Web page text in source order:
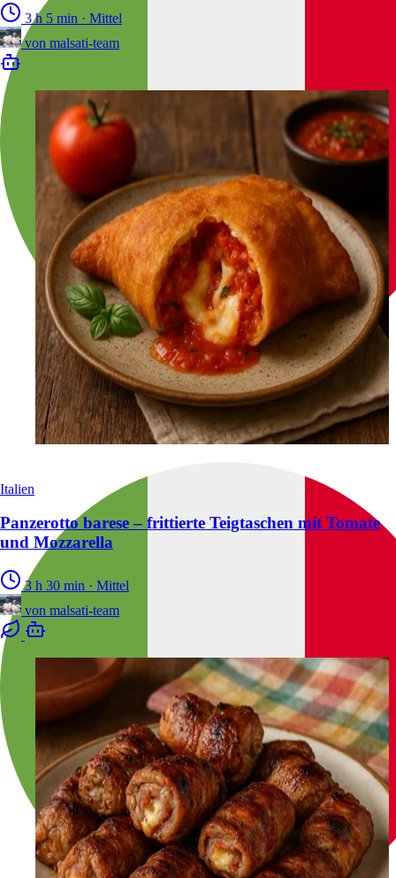
3 h 5 min · Mittel
von malsati-team
Italien
Panzerotto barese – frittierte Teigtaschen mit Tomate
und Mozzarella
3 h 30 min · Mittel
von malsati-team